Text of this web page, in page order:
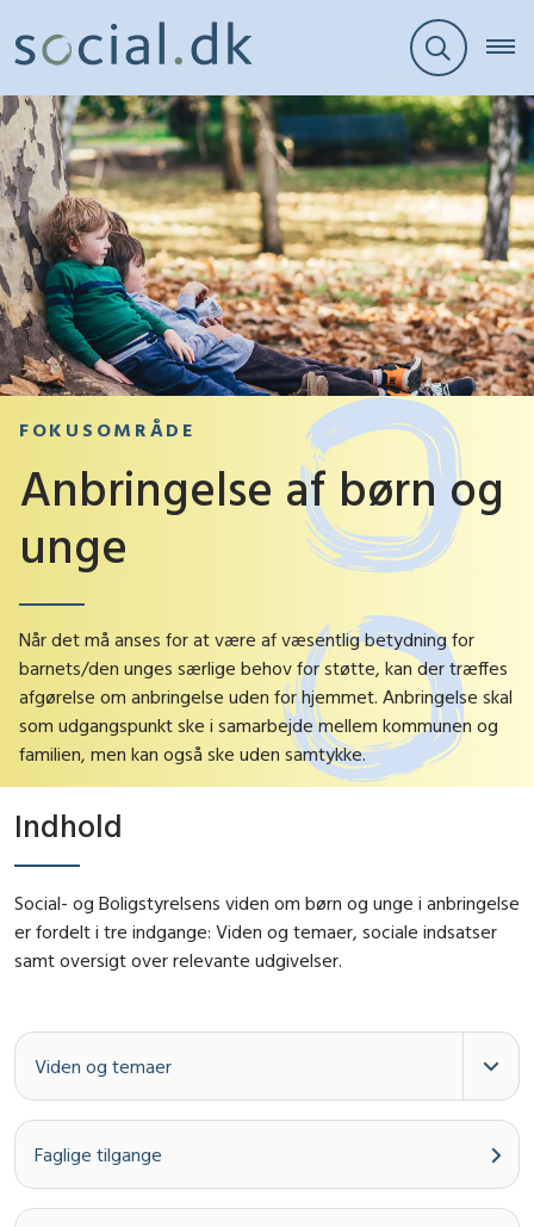
FOKUSOMRÅDE
Anbringelse af børn og
unge
Når det må anses for at være af væsentlig betydning for
barnets/den unges særlige behov for støtte, kan der træffes
afgørelse om anbringelse uden for hjemmet. Anbringelse skal
som udgangspunkt ske i samarbejde mellem kommunen og
familien, men kan også ske uden samtykke.
Indhold
Social- og Boligstyrelsens viden om børn og unge i anbringelse
er fordelt i tre indgange: Viden og temaer, sociale indsatser
samt oversigt over relevante udgivelser.
Viden og temaer
Faglige tilgange